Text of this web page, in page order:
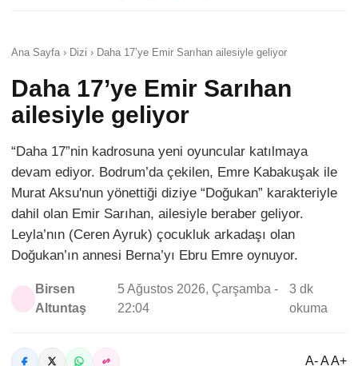
Ana Sayfa › Dizi › Daha 17’ye Emir Sarıhan ailesiyle geliyor
Daha 17’ye Emir Sarıhan
ailesiyle geliyor
“Daha 17”nin kadrosuna yeni oyuncular katılmaya
devam ediyor. Bodrum’da çekilen, Emre Kabakuşak ile
Murat Aksu'nun yönettiği diziye “Doğukan” karakteriyle
dahil olan Emir Sarıhan, ailesiyle beraber geliyor.
Leyla’nın (Ceren Ayruk) çocukluk arkadaşı olan
Doğukan’ın annesi Berna’yı Ebru Emre oynuyor.
Birsen
Altuntaş
5 Ağustos 2026, Çarşamba -
22:04
3 dk
okuma
A- A A+